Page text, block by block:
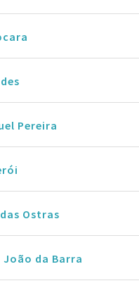
Pereira
Ostras
João da Barra